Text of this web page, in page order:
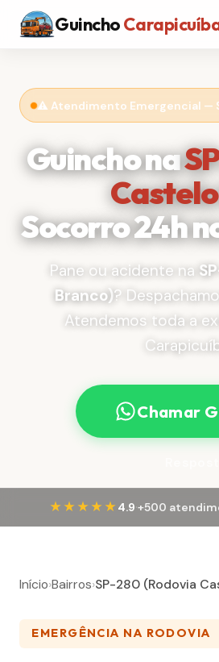
Guincho
⚠️ Atendimento Emergencial —
Guincho na
Socorro 24h
Pane ou acidente na
Branco)?
Atendemos toda a
Chamar
★★★★★ 4.9·+500
Início›Bairros›SP-280 (Rodovia
EMERGÊNCIA NA RODOVIA